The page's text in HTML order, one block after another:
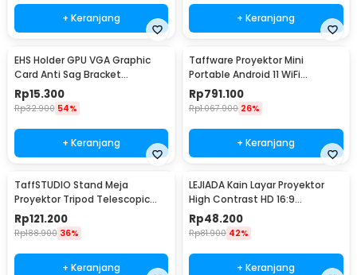
+ Keranjang + Keranjang
EHS Holder GPU VGA Graphic
Card Anti Sag Bracket
Teleskopik Magnetic 75–
120mm - GX30
Rp15.300
Rp32.900 54%
+ Keranjang
Taffware Proyektor Mini
Portable Android 11 WiFi
Bluetooth 720P - HY320
Rp791.100
Rp1.067.900 26%
+ Keranjang
TaffSTUDIO Stand Meja
Proyektor Tripod Telescopic
Adjustable 360 - SPS-502M
Rp121.200
Rp188.900 36%
+ Keranjang
LEJIADA Kain Layar Proyektor
High Contrast HD 16:9
Polyester 6 Hooks 60 Inch - LJ01
Rp48.200
Rp81.900 42%
+ Keranjang